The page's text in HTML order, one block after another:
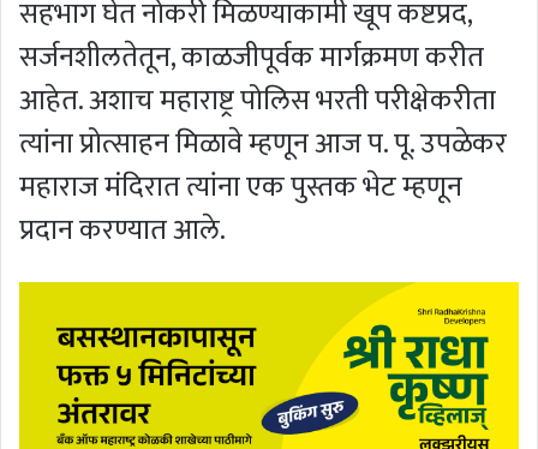
सहभाग घेत नोकरी मिळण्याकामी खूप कष्टप्रद,
सर्जनशीलतेतून, काळजीपूर्वक मार्गक्रमण करीत
आहेत. अशाच महाराष्ट्र पोलिस भरती परीक्षेकरीता
त्यांना प्रोत्साहन मिळावे म्हणून आज प. पू. उपळेकर
महाराज मंदिरात त्यांना एक पुस्तक भेट म्हणून
प्रदान करण्यात आले.